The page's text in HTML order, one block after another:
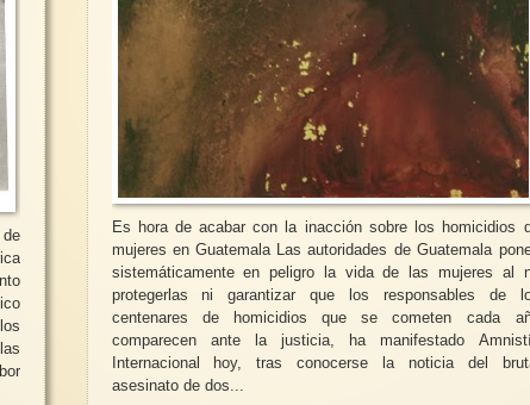
Es hora de acabar con la inacción sobre los homicidios de
mujeres en Guatemala Las autoridades de Guatemala ponen
sistemáticamente en peligro la vida de las mujeres al
protegerlas ni garantizar que los responsables de los
centenares de homicidios que se cometen cada año
comparecen ante la justicia, ha manifestado Amnistía
Internacional hoy, tras conocerse la noticia del brutal
asesinato de dos...